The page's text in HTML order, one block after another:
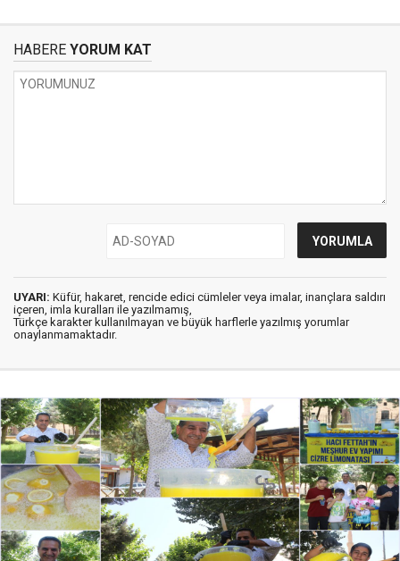
HABERE YORUM KAT
UYARI: Küfür, hakaret, rencide edici cümleler veya imalar, inançlara saldırı
içeren, imla kuralları ile yazılmamış,
Türkçe karakter kullanılmayan ve büyük harflerle yazılmış yorumlar
onaylanmamaktadır.